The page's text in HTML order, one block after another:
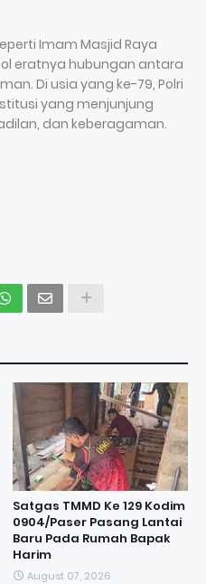
Imam Masjid Raya
eratnya hubungan antara
Di usia yang ke-79, Polri
yang menjunjung
dan keberagaman.
Satgas TMMD Ke 129 Kodim
0904/Paser Pasang Lantai
Baru Pada Rumah Bapak
Harim
August 07, 2026